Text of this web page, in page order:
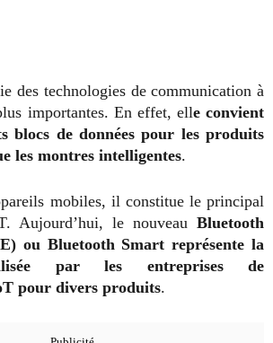
des technologies de communication à
importantes. En effet, elle convient
blocs de données pour les produits
les montres intelligentes.
mobiles, il constitue le principal
Aujourd’hui, le nouveau Bluetooth
ou Bluetooth Smart représente la
par les entreprises de
pour divers produits.